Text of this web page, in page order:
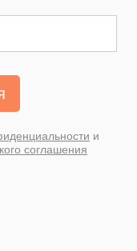
и
соглашения